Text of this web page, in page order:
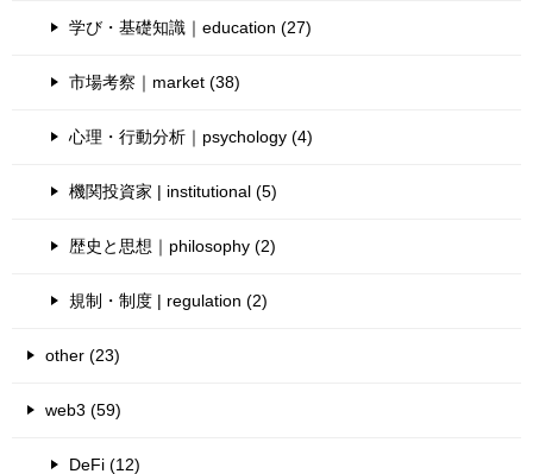
学び・基礎知識｜education (27)
市場考察｜market (38)
心理・行動分析｜psychology (4)
機関投資家 | institutional (5)
歴史と思想｜philosophy (2)
規制・制度 | regulation (2)
other (23)
web3 (59)
DeFi (12)